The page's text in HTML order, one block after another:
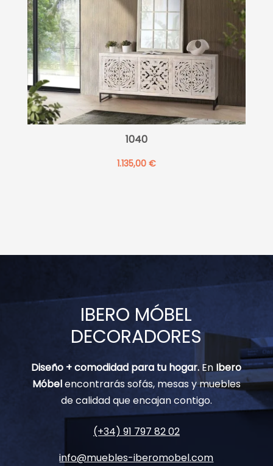
1040
1.135,00 €
IBERO MÓBEL
DECORADORES
Diseño + comodidad para tu hogar. EnIbero
Móbelencontrarás sofás, mesas y muebles
de calidad que encajan contigo.
(+34) 91 797 82 02
info@muebles-iberomobel.com